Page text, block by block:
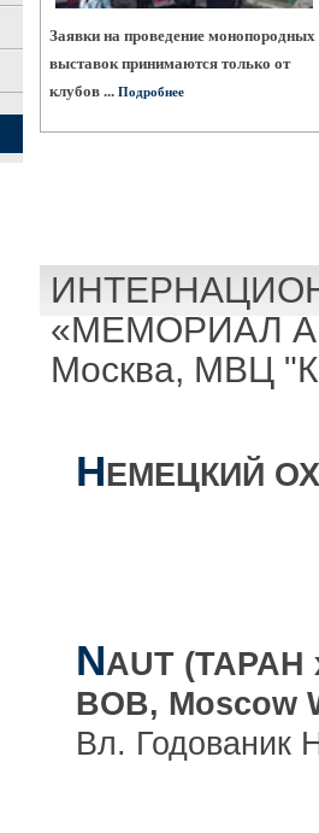
Заявки на проведение монопородных
выставок принимаются только от
клубов ... Подробнее
«МЕМОРИАЛ
Москва, МВЦ
НЕМЕЦКИЙ
NAUT (ТАРАН
BOB, Моscow
Вл. Годованик